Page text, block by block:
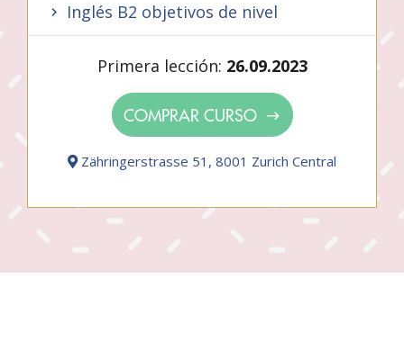
Inglés B2 objetivos de nivel
Primera lección: 26.09.2023
COMPRAR CURSO
Zähringerstrasse 51, 8001 Zurich Central